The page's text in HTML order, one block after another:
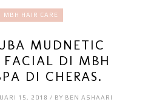
MBH HAIR CARE
MUDNETIC
FACIAL DI MBH
DI CHERAS.
15, 2018 / BY BEN ASHAARI